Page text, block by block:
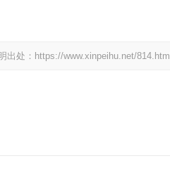
出处：https://www.xinpeihu.net/814.html